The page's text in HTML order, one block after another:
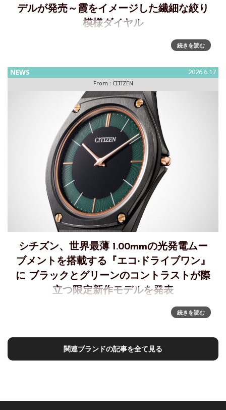
デルが発売～霞をイメージした繊細な絞り
模様ダイヤル
『The CITIZEN』、霞をイメージした繊細な絞り模様の藍染
和紙⽂字板の⾼精度年差 ±5秒エコ･ドライブの限定モデル発
続きを読む
NEWS 2026.6.17
From : CITIZEN
シチズン、世界最薄 1.00mmの光発電ムー
ブメントを搭載する『エコ‧ドライブワン』
に ブラックとグリーンのコントラストが際
⽴つ限定新作モデルを発表
シチズン『エコ‧ドライブワン』新作、6月11日発売世界最薄
1.00mmの光発電ムーブメントを搭載する『エコ‧ドライブワ
が登場 『エコ‧ドライブワン』 AR5065-5
続きを読む
関連ブランドの記事を全て見る